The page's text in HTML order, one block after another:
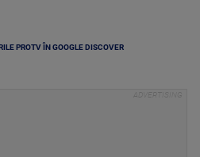
PROTV ÎN GOOGLE DISCOVER